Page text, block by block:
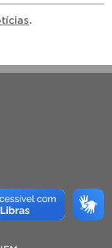
.
Maria Vaz